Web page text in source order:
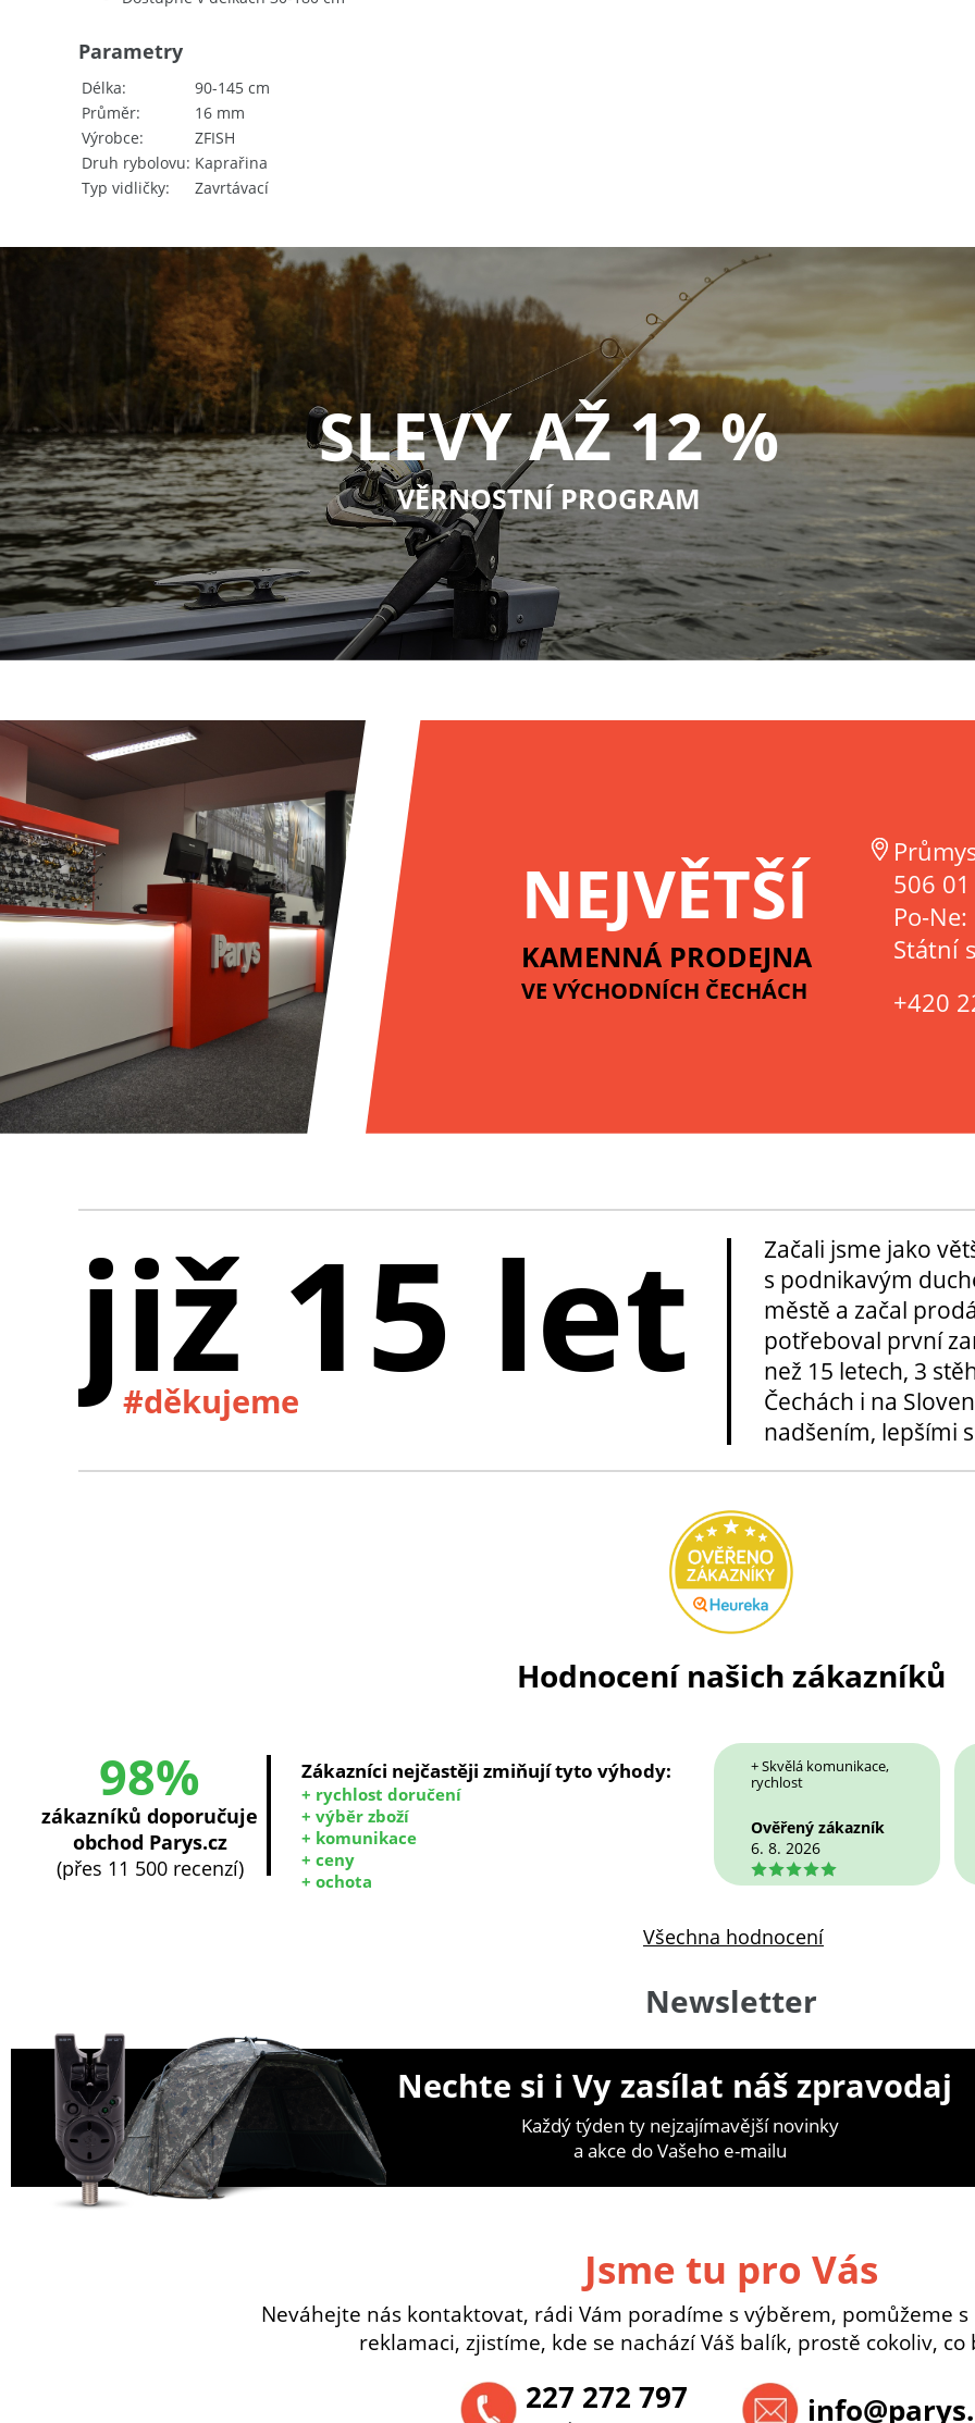
Délka
90-145 cm
Průměr
16 mm
Výrobce
ZFISH
Druh rybolovu Kaprařina
Typ vidličky
Zavrtávací
Parametry
SLEVY AŽ 12 %
VĚRNOSTNÍ PROGRAM
NEJVĚTŠÍ
KAMENNÁ PRODEJNA
VE VÝCHODNÍCH ČECHÁCH
506 01
Po-
Státní
+420
již 15 let
#děkujeme
Začali jsme jako
s podnikavým
městě a začal
potřeboval první
než 15 letech, 3
Čechách i na
nadšením, lepšími
Hodnocení našich zákazníků
98%
zákazníků doporučuje
obchod Parys.cz
(přes 11 500 recenzí)
Zákazníci nejčastěji zmiňují tyto výhody:
+ rychlost doručení
+ výběr zboží
+ komunikace
+ ceny
+ ochota
+ Skvělá komunikace,
rychlost
Ověřený zákazník
6. 8. 2026
5
Všechna hodnocení
Newsletter
Nechte si i Vy zasílat náš zpravodaj
Každý týden ty nejzajímavější novinky
a akce do Vašeho e-mailu
Jsme tu pro Vás
Neváhejte nás kontaktovat, rádi Vám poradíme s výběrem, pomůžeme
reklamaci, zjistíme, kde se nachází Váš balík, prostě cokoliv,
227 272 797